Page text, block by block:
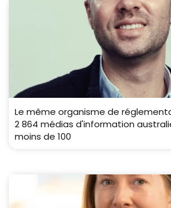
Le même organisme de
2 864 médias d'information
moins de 100